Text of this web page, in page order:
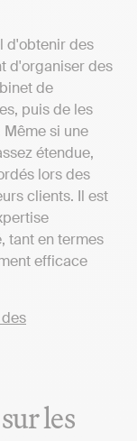
d'obtenir des
d'organiser des
de
puis de les
si une
étendue,
lors des
clients. Il est
tant en termes
efficace
les